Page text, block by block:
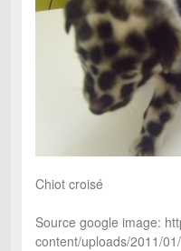
Chiot croisé
Source google image:
content/uploads/2011/